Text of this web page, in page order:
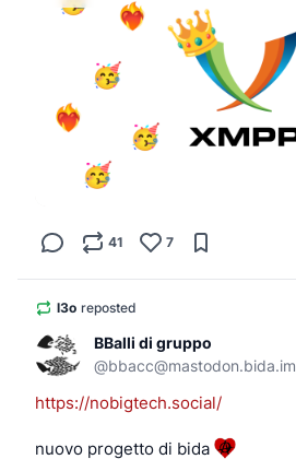
41 7
l3o reposted
BBalli di gruppo
@bbacc@mastodon.bida.im
https://nobigtech.social/
nuovo progetto di bida